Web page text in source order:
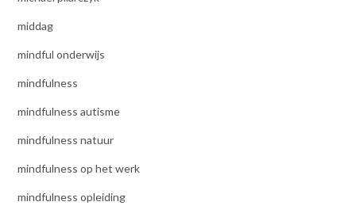
middag
mindful onderwijs
mindfulness
mindfulness autisme
mindfulness natuur
mindfulness op het werk
mindfulness opleiding